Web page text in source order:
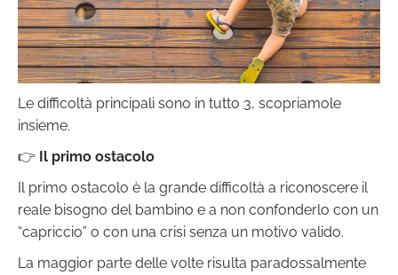
Le difficoltà principali sono in tutto 3, scopriamole
insieme.
👉 Il primo ostacolo
Il primo ostacolo è la grande difficoltà a riconoscere il
reale bisogno del bambino e a non confonderlo con un
“capriccio” o con una crisi senza un motivo valido.
La maggior parte delle volte risulta paradossalmente